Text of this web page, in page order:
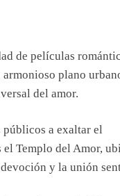
de películas
plano
del amor.
públicos a exaltar el
Templo del Amor,
y la unión